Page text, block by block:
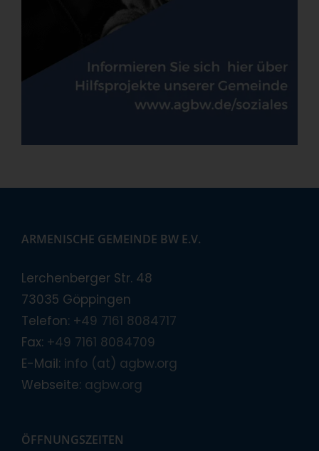
ARMENISCHE GEMEINDE BW E.V.
Lerchenberger Str. 48
73035 Göppingen
Telefon: +49 7161 8084717
Fax: +49 7161 8084709
E-Mail: info (at) agbw.org
Webseite: agbw.org
ÖFFNUNGSZEITEN